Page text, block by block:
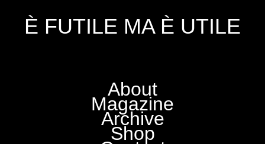
È FUTILE MA È UTILE
About
Magazine
Archive
Shop